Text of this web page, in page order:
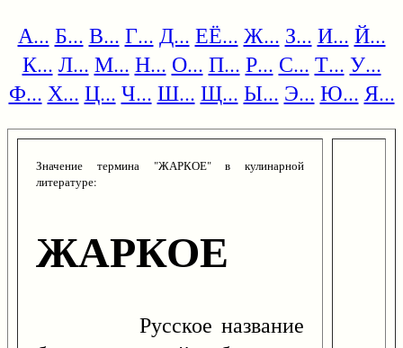
А... Б... В... Г... Д... ЕЁ... Ж... З... И... Й...
К... Л... М... Н... О... П... Р... С... Т... У...
Ф... Х... Ц... Ч... Ш... Щ... Ы... Э... Ю... Я...
Значение термина "ЖАРКОЕ" в кулинарной
литературе:
ЖАРКОЕ
Русское название